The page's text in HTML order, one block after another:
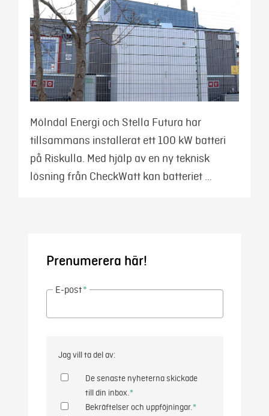
Mölndal Energi och Stella Futura har
tillsammans installerat ett 100 kW batteri
på Riskulla. Med hjälp av en ny teknisk
lösning från CheckWatt kan batteriet …
Prenumerera här!
E-post*
Jag vill ta del av:
De senaste nyheterna skickade
till din inbox.*
Bekräftelser och uppföjningar.*